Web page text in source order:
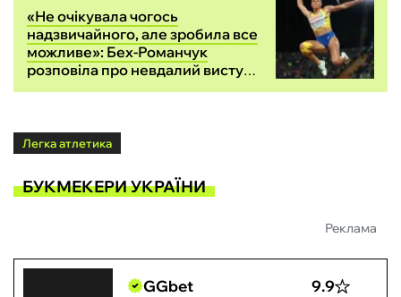
«Не очікувала чогось
надзвичайного, але зробила все
можливе»: Бех-Романчук
розповіла про невдалий виступ
на ЧС
Легка атлетика
БУКМЕКЕРИ УКРАЇНИ
Реклама
GGbet 9.9